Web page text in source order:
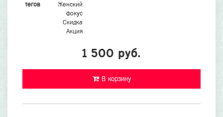
тегов
Женский
фокус
Скидка
Акция
1 500 руб.
В корзину